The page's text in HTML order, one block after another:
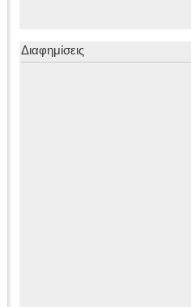
Διαφημίσεις